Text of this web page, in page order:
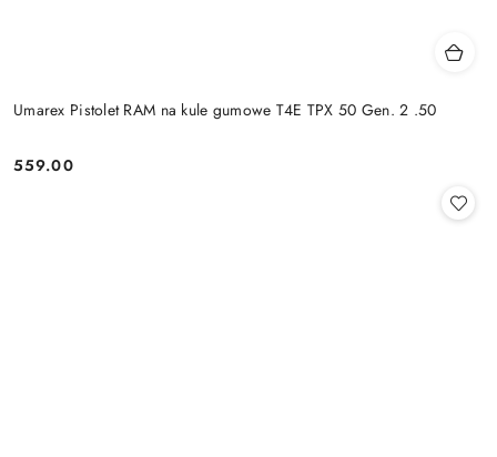
Umarex Pistolet RAM na kule gumowe T4E TPX 50 Gen. 2 .50
Cena:
559.00